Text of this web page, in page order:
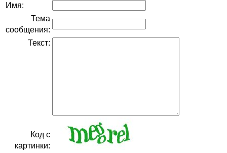
Имя:
Тема
сообщения:
Текст:
Код с
картинки: